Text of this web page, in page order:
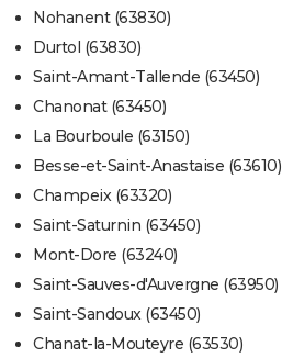
Nohanent (63830)
Durtol (63830)
Saint-Amant-Tallende (63450)
Chanonat (63450)
La Bourboule (63150)
Besse-et-Saint-Anastaise (63610)
Champeix (63320)
Saint-Saturnin (63450)
Mont-Dore (63240)
Saint-Sauves-d'Auvergne (63950)
Saint-Sandoux (63450)
Chanat-la-Mouteyre (63530)